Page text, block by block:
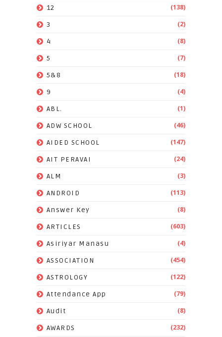
12 (138)
3 (2)
4 (8)
5 (7)
5&8 (18)
9 (4)
ABL. (1)
ADW SCHOOL (46)
AIDED SCHOOL (147)
AIT PERAVAI (24)
ALM (3)
ANDROID (113)
Answer Key (8)
ARTICLES (603)
Asiriyar Manasu (4)
ASSOCIATION (454)
ASTROLOGY (122)
Attendance App (79)
Audit (8)
AWARDS (232)